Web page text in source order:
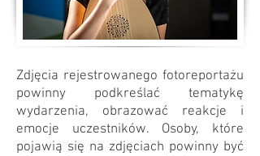
Zdjęcia rejestrowanego fotoreportażu
powinny podkreślać tematykę
wydarzenia, obrazować reakcje i
emocje uczestników. Osoby, które
pojawią się na zdjęciach powinny być